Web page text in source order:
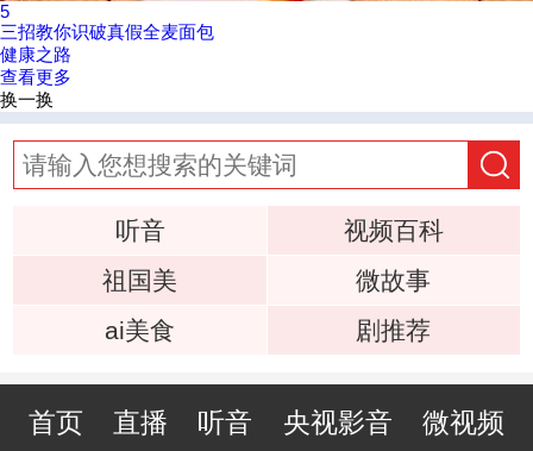
5
三招教你识破真假全麦面包
健康之路
查看更多
换一换
听音
视频百科
祖国美
微故事
ai美食
剧推荐
首页 直播 听音 央视影音 微视频